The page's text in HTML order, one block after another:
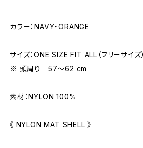
カラー：NAVY・ORANGE
サイズ：ONE SIZE FIT ALL（フリーサイズ）
※ 頭周り 57〜62 cm
素材：NYLON 100%
《 NYLON MAT SHELL 》